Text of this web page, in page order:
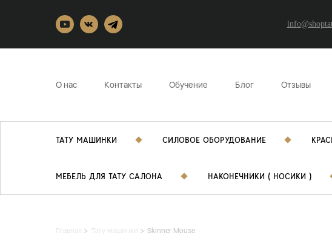
О нас Контакты Обучение Блог Отзывы
ТАТУ МАШИНКИ СИЛОВОЕ ОБОРУДОВАНИЕ
МЕБЕЛЬ ДЛЯ ТАТУ САЛОНА НАКОНЕЧНИКИ ( НОСИКИ )
Главная Тату машинки Skinner Mouse